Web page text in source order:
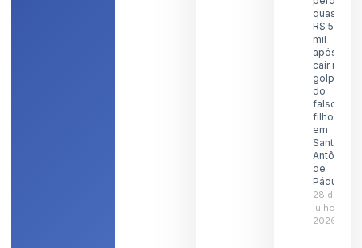
quase
R$ 5
mil
após
cair no
golpe
do
falso
filho
em
Santo
Antônio
de
Pádua
28 de
julho de
2026